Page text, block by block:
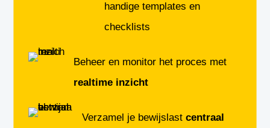
handige templates en
checklists
Beheer en monitor het proces met
realtime inzicht
Verzamel je bewijslast centraal